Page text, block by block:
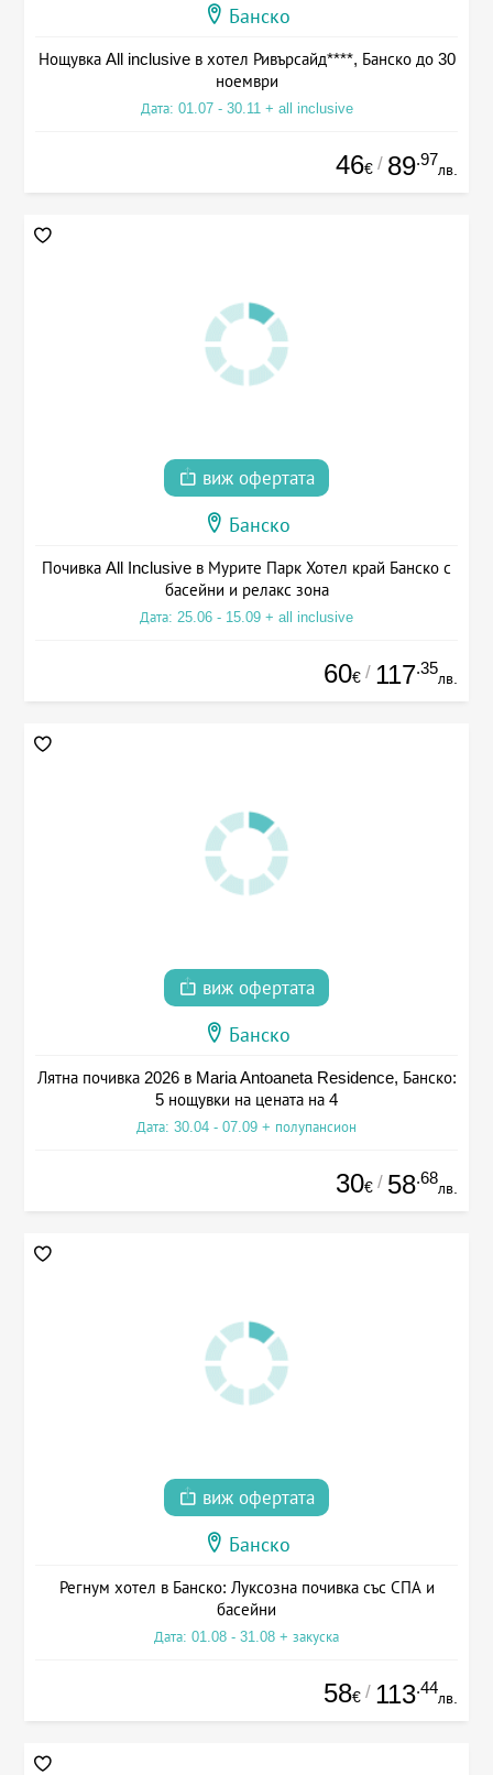
Банско
Нощувка All inclusive в хотел Ривърсайд****, Банско до 30
ноември
Дата: 01.07 - 30.11 + all inclusive
46€ / 89.97
лв.
виж офертата
Банско
Почивка All Inclusive в Мурите Парк Хотел край Банско с
басейни и релакс зона
Дата: 25.06 - 15.09 + all inclusive
60€ / 117.35
лв.
виж офертата
Банско
Лятна почивка 2026 в Maria Antoaneta Residence, Банско:
5 нощувки на цената на 4
Дата: 30.04 - 07.09 + полупансион
30€ / 58.68
лв.
виж офертата
Банско
Регнум хотел в Банско: Луксозна почивка със СПА и
басейни
Дата: 01.08 - 31.08 + закуска
58€ / 113.44
лв.